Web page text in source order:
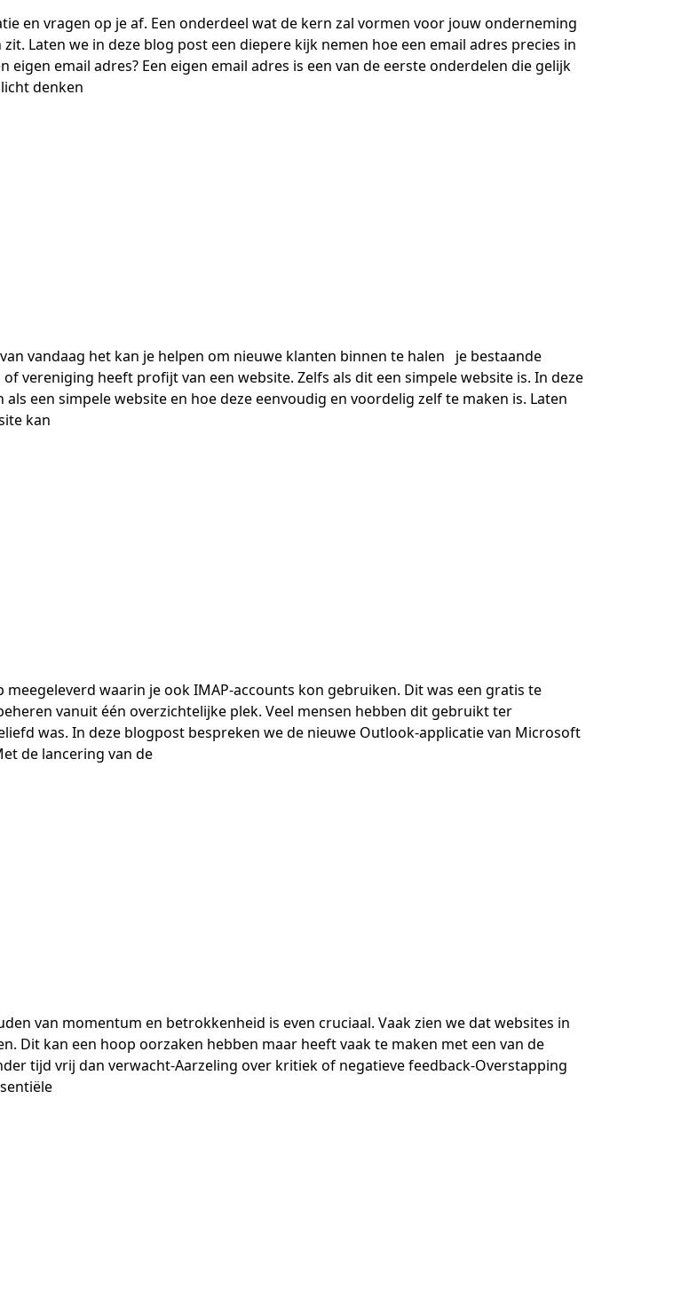
en vragen op je af. Een onderdeel wat de kern zal vormen voor jouw onderneming
Laten we in deze blog post een diepere kijk nemen hoe een email adres precies in
email adres? Een eigen email adres is een van de eerste onderdelen die gelijk
denken
vandaag het kan je helpen om nieuwe klanten binnen te halen je bestaande
vereniging heeft profijt van een website. Zelfs als dit een simpele website is. In deze
een simpele website en hoe deze eenvoudig en voordelig zelf te maken is. Laten
kan
waarin je ook IMAP-accounts kon gebruiken. Dit was een gratis te
vanuit één overzichtelijke plek. Veel mensen hebben dit gebruikt ter
was. In deze blogpost bespreken we de nieuwe Outlook-applicatie van Microsoft
de lancering van de
van momentum en betrokkenheid is even cruciaal. Vaak zien we dat websites in
Dit kan een hoop oorzaken hebben maar heeft vaak te maken met een van de
tijd vrij dan verwacht-Aarzeling over kritiek of negatieve feedback-Overstapping